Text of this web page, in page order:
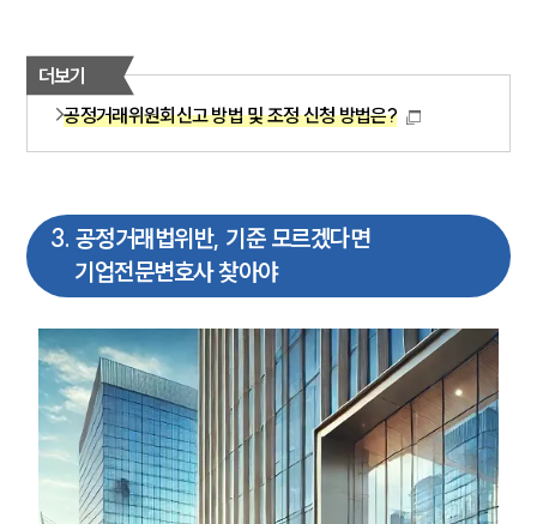
더보기
공정거래위원회신고 방법 및 조정 신청 방법은?
3. 공정거래법위반, 기준 모르겠다면
기업전문변호사 찾아야